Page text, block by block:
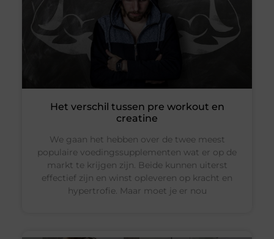
Het verschil tussen pre workout en
creatine
We gaan het hebben over de twee meest
populaire voedingssupplementen wat er op de
markt te krijgen zijn. Beide kunnen uiterst
effectief zijn en winst opleveren op kracht en
hypertrofie. Maar moet je er nou